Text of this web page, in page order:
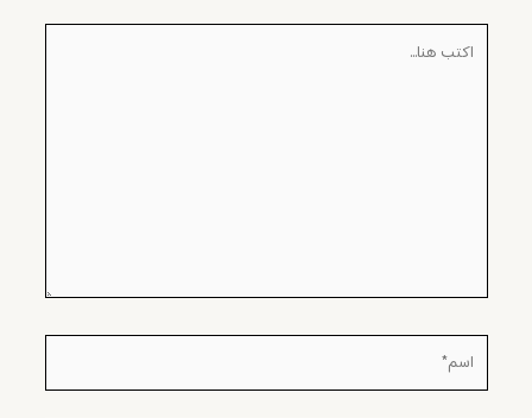
اسم*